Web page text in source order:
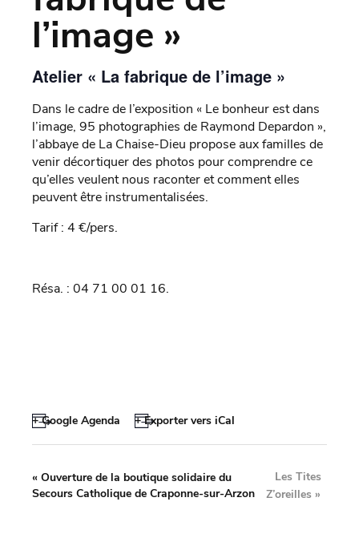
l’image »
Atelier « La fabrique de l’image »
Dans le cadre de l’exposition « Le bonheur est dans
l’image, 95 photographies de Raymond Depardon »,
l’abbaye de La Chaise-Dieu propose aux familles de
venir décortiquer des photos pour comprendre ce
qu’elles veulent nous raconter et comment elles
peuvent être instrumentalisées.
Tarif : 4 €/pers.
Résa. : 04 71 00 01 16.
+ Google Agenda + Exporter vers iCal
« Ouverture de la boutique solidaire du
Secours Catholique de Craponne-sur-Arzon
Les Tites
Z’oreilles»